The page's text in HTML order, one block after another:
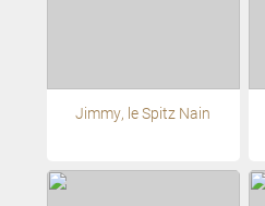
Jimmy, le Spitz Nain